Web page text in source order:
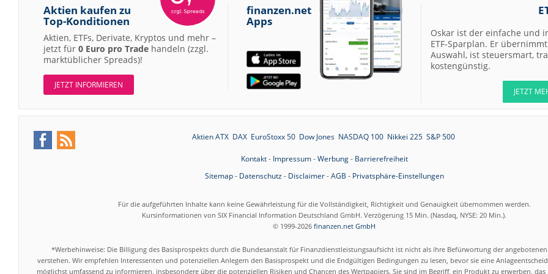
11:52
KSB Buy
Kontron Buy
11:50
Commerzbank Buy
11:49
LANXESS Neutral
Aktien kaufen zu
Top-Konditionen
Aktien, ETFs, Derivate, Kryptos und mehr –
jetzt für 0 Euro pro Trade handeln (zzgl.
marktüblicher Spreads)!
JETZT INFORMIEREN
finanzen.net
Apps
Oskar ist der einfache und
ETF-Sparplan. Er übernimmt
Auswahl, ist steuersmart,
kostengünstig.
JETZT
Aktien ATX DAX EuroStoxx 50 Dow Jones NASDAQ 100 Nikkei 225 S&P 500
Kontakt- Impressum-Werbung- Barrierefreiheit
Sitemap- Datenschutz- Disclaimer-AGB - Privatsphäre-Einstellungen
Für die aufgeführten Inhalte kann keine Gewährleistung für die Vollständigkeit, Richtigkeit und Genauigkeit übernommen werden.
Kursinformationen von SIX Financial Information Deutschland GmbH. Verzögerung 15 Min. (Nasdaq, NYSE: 20 Min.).
© 1999-2026 finanzen.net GmbH
*Werbehinweise: Die Billigung des Basisprospekts durch die Bundesanstalt für Finanzdienstleistungsaufsicht ist nicht als ihre Befürwortung der
verstehen. Wir empfehlen Interessenten und potenziellen Anlegern den Basisprospekt und die Endgültigen Bedingungen zu lesen, bevor sie eine
möglichst umfassend zu informieren, insbesondere über die potenziellen Risiken und Chancen des Wertpapiers. Sie sind im Begriff, ein Produkt zu erwerben,